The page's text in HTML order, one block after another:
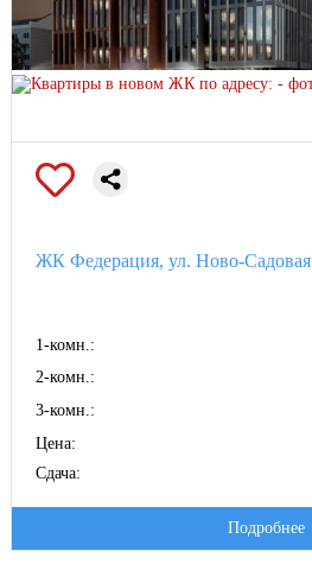
ЖК Федерация, ул. Ново-Садовая
1-комн.:
2-комн.:
3-комн.:
Цена:
Сдача:
Подробнее